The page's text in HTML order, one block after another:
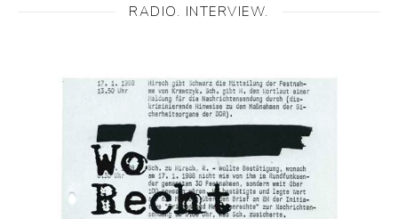
RADIO. INTERVIEW.